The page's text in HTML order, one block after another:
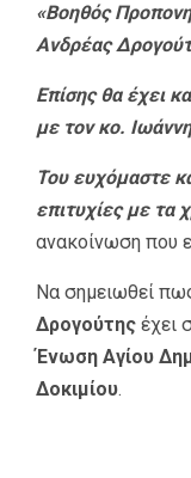
«Βοηθός
Ανδρέας
Επίσης θα έχει
με τον κο.
Του ευχόμαστε
επιτυχίες με τα
ανακοίνωση που
Να σημειωθεί
Δρογούτης έχει
Ένωση Αγίου
Δοκιμίου.